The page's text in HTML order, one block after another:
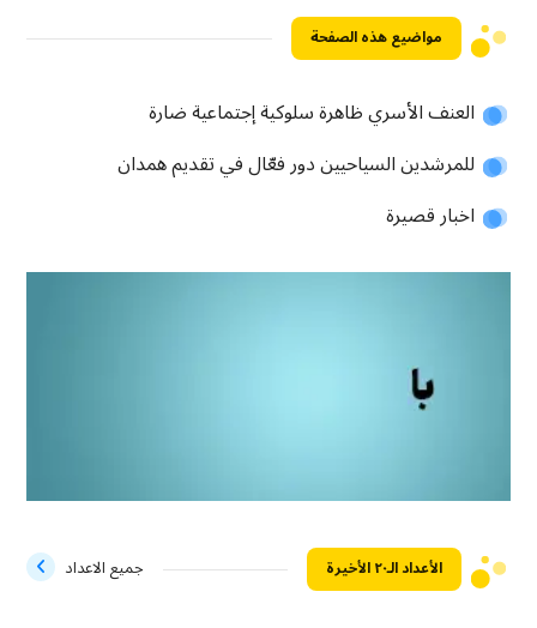
مواضيع هذه الصفحة
العنف الأسري ظاهرة سلوكية إجتماعية ضارة
للمرشدين السياحيين دور فعّال في تقديم همدان
اخبار قصيرة
الأعداد الـ۲۰ الأخيرة جميع الاعداد